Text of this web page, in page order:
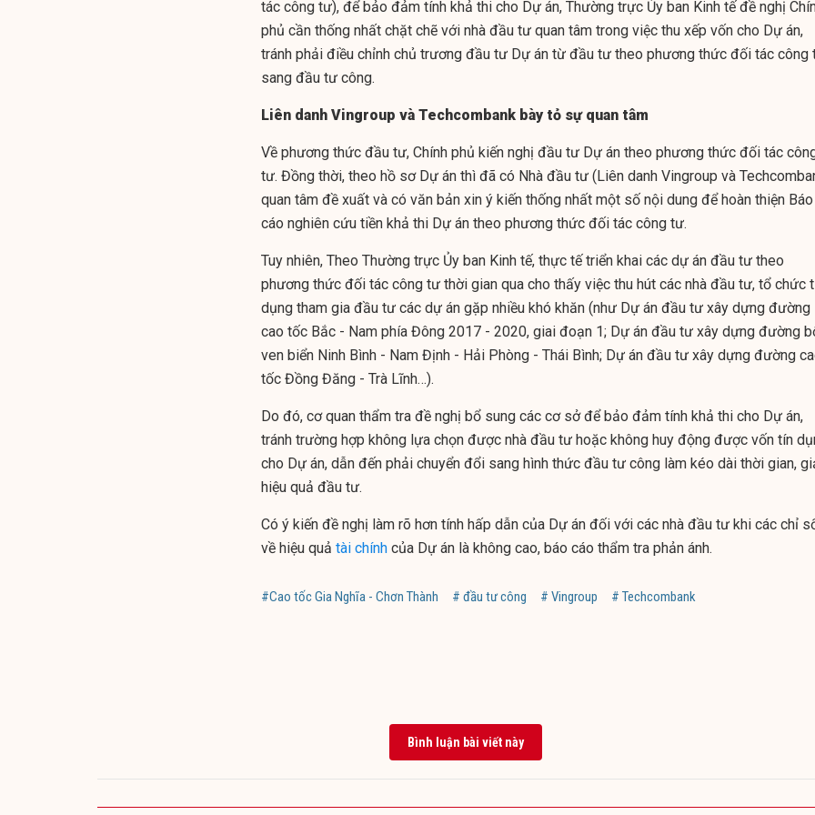
tác công tư), để bảo đảm tính khả thi cho Dự án, Thường trực Ủy ban Kinh tế đề nghị
phủ cần thống nhất chặt chẽ với nhà đầu tư quan tâm trong việc thu xếp vốn cho Dự án,
tránh phải điều chỉnh chủ trương đầu tư Dự án từ đầu tư theo phương thức đối tác công
sang đầu tư công.
Liên danh Vingroup và Techcombank bày tỏ sự quan tâm
Về phương thức đầu tư, Chính phủ kiến nghị đầu tư Dự án theo phương thức đối tác
tư. Đồng thời, theo hồ sơ Dự án thì đã có Nhà đầu tư (Liên danh Vingroup và
quan tâm đề xuất và có văn bản xin ý kiến thống nhất một số nội dung để hoàn thiện Báo
cáo nghiên cứu tiền khả thi Dự án theo phương thức đối tác công tư.
Tuy nhiên, Theo Thường trực Ủy ban Kinh tế, thực tế triển khai các dự án đầu tư theo
phương thức đối tác công tư thời gian qua cho thấy việc thu hút các nhà đầu tư, tổ chức
dụng tham gia đầu tư các dự án gặp nhiều khó khăn (như Dự án đầu tư xây dựng đường
cao tốc Bắc - Nam phía Đông 2017 - 2020, giai đoạn 1; Dự án đầu tư xây dựng đường
ven biển Ninh Bình - Nam Định - Hải Phòng - Thái Bình; Dự án đầu tư xây dựng đường
tốc Đồng Đăng - Trà Lĩnh…).
Do đó, cơ quan thẩm tra đề nghị bổ sung các cơ sở để bảo đảm tính khả thi cho Dự án,
tránh trường hợp không lựa chọn được nhà đầu tư hoặc không huy động được vốn tín
cho Dự án, dẫn đến phải chuyển đổi sang hình thức đầu tư công làm kéo dài thời gian,
hiệu quả đầu tư.
Có ý kiến đề nghị làm rõ hơn tính hấp dẫn của Dự án đối với các nhà đầu tư khi các chỉ
về hiệu quả tài chính của Dự án là không cao, báo cáo thẩm tra phản ánh.
#Cao tốc Gia Nghĩa - Chơn Thành # đầu tư công # Vingroup # Techcombank
Bình luận bài viết này